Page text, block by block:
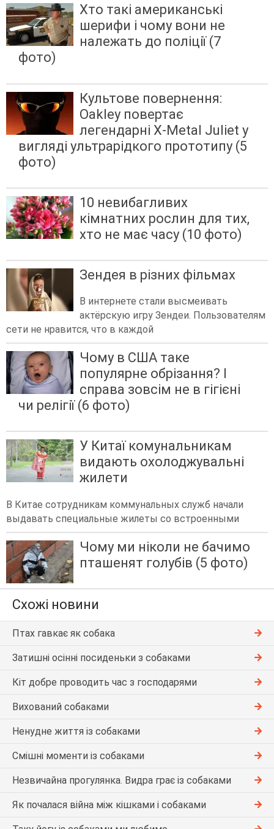
Хто такі американські
шерифи і чому вони не
належать до поліції (7
фото)
Культове повернення:
Oakley повертає
легендарні X-Metal Juliet у
вигляді ультрарідкого прототипу (5
фото)
10 невибагливих
кімнатних рослин для тих,
хто не має часу (10 фото)
Зендея в різних фільмах
В интернете стали высмеивать
актёрскую игру Зендеи. Пользователям
сети не нравится, что в каждой
Чому в США таке
популярне обрізання? І
справа зовсім не в гігієні
чи релігії (6 фото)
У Китаї комунальникам
видають охолоджувальні
жилети
В Китае сотрудникам коммунальных служб начали
выдавать специальные жилеты со встроенными
Чому ми ніколи не бачимо
пташенят голубів (5 фото)
Схожі новини
Птах гавкає як собака
Затишні осінні посиденьки з собаками
Кіт добре проводить час з господарями
Вихований собаками
Ненудне життя із собаками
Смішні моменти із собаками
Незвичайна прогулянка. Видра грає із собаками
Як почалася війна між кішками і собаками